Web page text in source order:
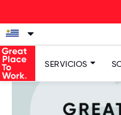
SERVICIOS